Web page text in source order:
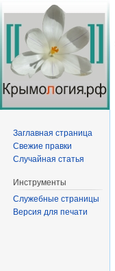
Заглавная страница
Свежие правки
Случайная статья
Инструменты
Служебные страницы
Версия для печати